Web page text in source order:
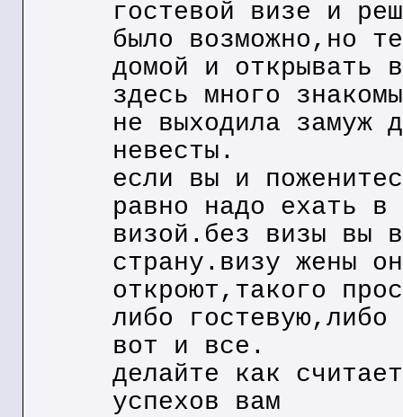
гостевой визе и
было возможно,но
домой и открывать
здесь много
не выходила замуж
невесты.
если вы и
равно надо ехать в
визой.без визы вы
страну.визу жены
откроют,такого
либо гостевую,либо
вот и все.
делайте как
успехов вам